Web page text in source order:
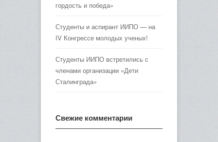
гордость и победа»
Студенты и аспирант ИИПО — на
IV Конгрессе молодых ученых!
Студенты ИИПО встретились с
членами организации «Дети
Сталинграда»
Свежие комментарии